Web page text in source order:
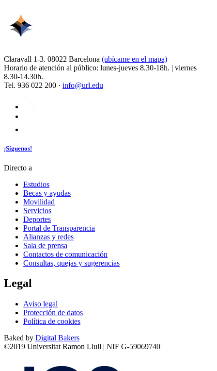
Claravall 1-3. 08022 Barcelona (ubícame en el mapa)
Horario de atención al público: lunes-jueves 8.30-18h. | viernes
8.30-14.30h.
Tel. 936 022 200 · info@url.edu
¡Síguenos!
Directo a
Estudios
Becas y ayudas
Movilidad
Servicios
Deportes
Portal de Transparencia
Alianzas y redes
Sala de prensa
Contactos de comunicación
Consultas, quejas y sugerencias
Legal
Aviso legal
Protección de datos
Política de cookies
Baked by Digital Bakers
©2019 Universitat Ramon Llull | NIF G-59069740